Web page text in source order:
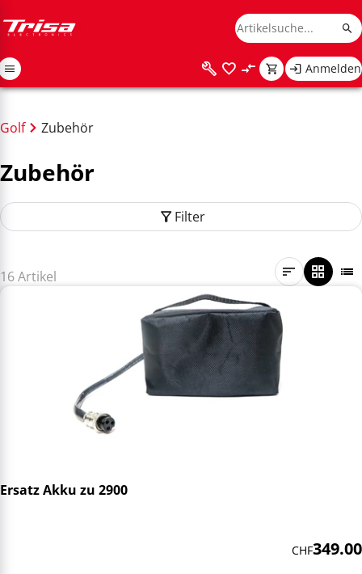
Anmelden
Golf Zubehör
Zubehör
Filter
16 Artikel
Ersatz Akku zu 2900
CHF349.00